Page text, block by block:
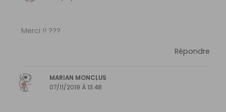
Merci !! ???
Répondre
MARIAN MONCLUS
07/11/2019 À 13:48